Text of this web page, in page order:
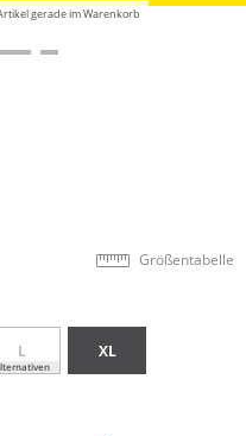
gerade im Warenkorb
Größentabelle
L XL